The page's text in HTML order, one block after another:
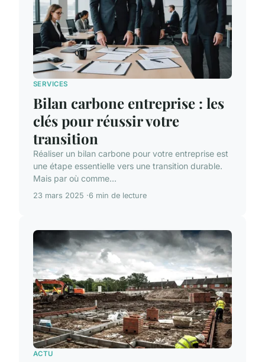
SERVICES
Bilan carbone entreprise : les
clés pour réussir votre
transition
Réaliser un bilan carbone pour votre entreprise est
une étape essentielle vers une transition durable.
Mais par où comme...
23 mars 2025 6 min de lecture
ACTU